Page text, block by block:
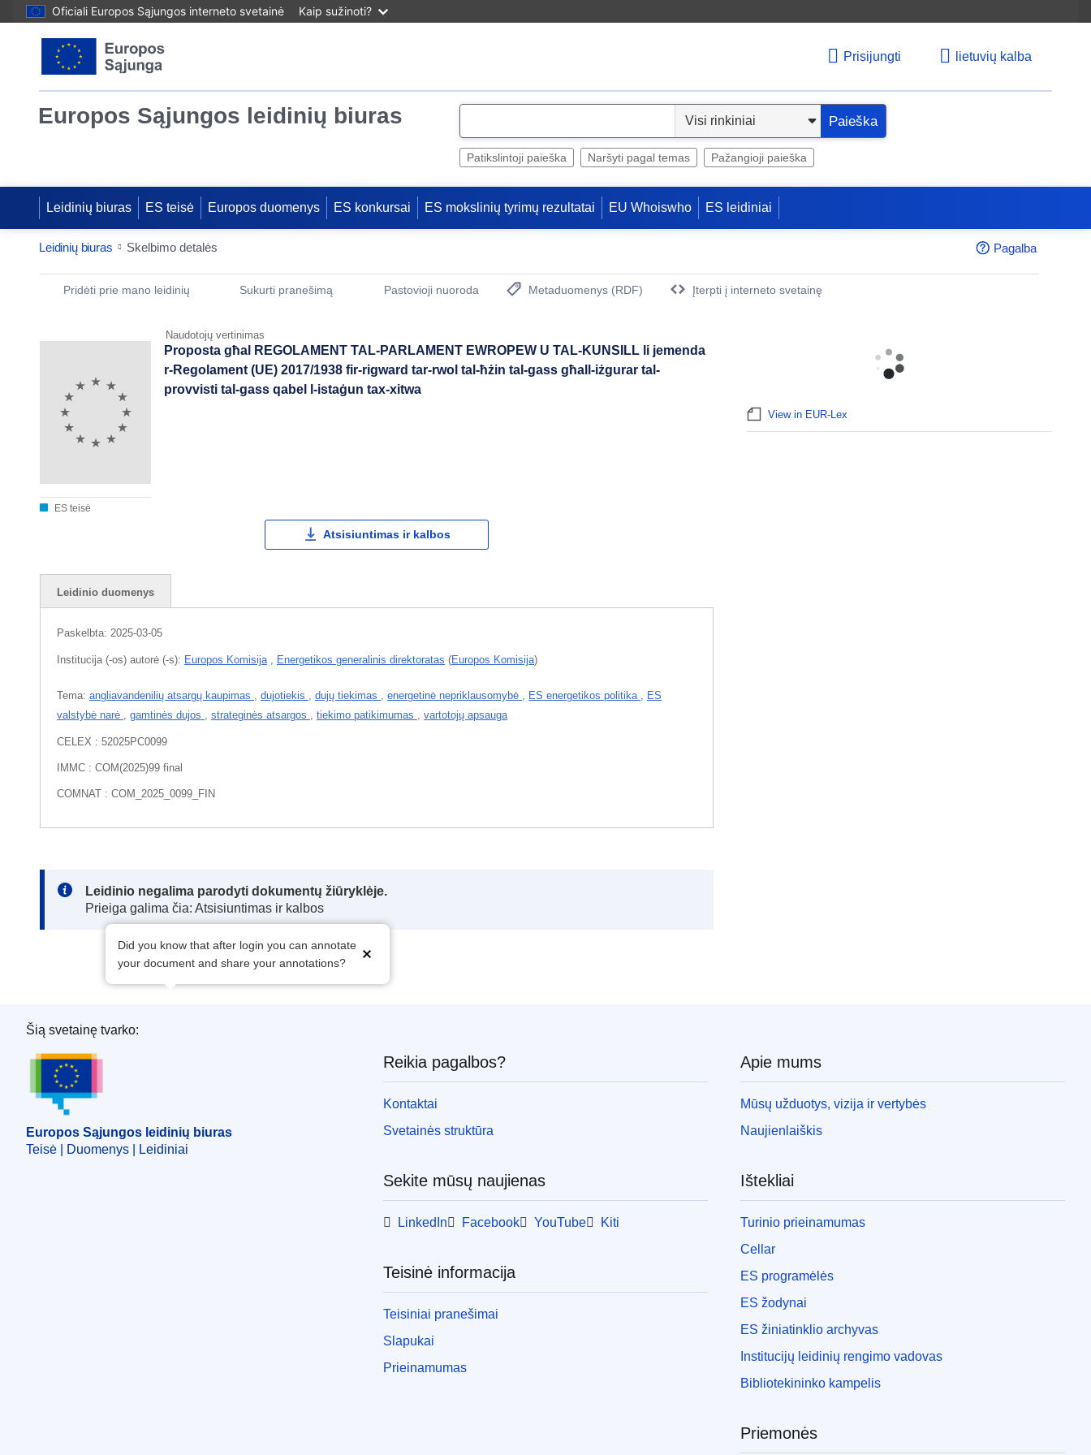
Oficiali Europos Sąjungos interneto svetainė Kaip sužinoti?
Prisijungti lietuvių kalba
Europos Sąjungos leidinių biuras
e
Paieška
Patikslintoji paieška Naršyti pagal temas Pažangioji paieška
Leidinių biuras ES teisė Europos duomenys ES konkursai ES mokslinių tyrimų rezultatai EU Whoiswho ES leidiniai
Leidinių biuras Skelbimo detalės Pagalba
Publication Detail Actions Portlet
Pridėti prie mano leidinių Sukurti pranešimą Pastovioji nuoroda
Metaduomenys (RDF)
Įterpti į interneto svetainę
Naudotojų vertinimas
ES teisė
Proposta għal REGOLAMENT TAL-PARLAMENT EWROPEW U TAL-KUNSILL li jemenda
r-Regolament (UE) 2017/1938 fir-rigward tar-rwol tal-ħżin tal-gass għall-iżgurar tal-
provvisti tal-gass qabel l-istaġun tax-xitwa
Atsisiuntimas ir kalbos
Leidinio duomenys
Paskelbta: 2025-03-05
Institucija (-os) autorė (-s): Europos Komisija Energetikos generalinis direktoratas (Europos Komisija)
Tema: angliavandenilių atsargų kaupimas dujotiekis dujų tiekimas energetinė nepriklausomybė ES energetikos politika
ES
valstybė narė
gamtinės dujos strateginės atsargos tiekimo patikimumas vartotojų apsauga
CELEX : 52025PC0099
IMMC : COM(2025)99 final
COMNAT : COM_2025_0099_FIN
Note:
Leidinio negalima parodyti dokumentų žiūryklėje.
Prieiga galima čia: Atsisiuntimas ir kalbos
Did you know that after login you can annotate
your document and share your annotations?
View in EUR-Lex
Europos Sąjungos leidinių biuras
Šią svetainę tvarko:
Europos Sąjungos leidinių biuras
Teisė | Duomenys | Leidiniai
Reikia pagalbos?
Kontaktai
Svetainės struktūra
Sekite mūsų naujienas
LinkedIn Facebook YouTube Kiti
Teisinė informacija
Teisiniai pranešimai
Slapukai
Prieinamumas
Apie mums
Mūsų užduotys, vizija ir vertybės
Naujienlaiškis
Ištekliai
Turinio prieinamumas
Cellar
ES programėlės
ES žodynai
ES žiniatinklio archyvas
Institucijų leidinių rengimo vadovas
Bibliotekininko kampelis
Priemonės